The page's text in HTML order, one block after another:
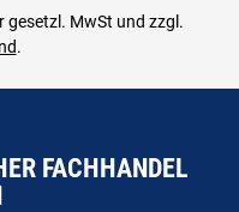
gesetzl. MwSt und zzgl.
.
FACHHANDEL